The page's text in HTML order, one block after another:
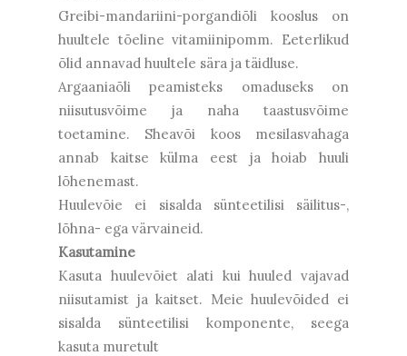
Greibi-mandariini-porgandiõli kooslus on
huultele tõeline vitamiinipomm. Eeterlikud
õlid annavad huultele sära ja täidluse.
Argaaniaõli peamisteks omaduseks on
niisutusvõime ja naha taastusvõime
toetamine. Sheavõi koos mesilasvahaga
annab kaitse külma eest ja hoiab huuli
lõhenemast.
Huulevõie ei sisalda sünteetilisi säilitus-,
lõhna- ega värvaineid.
Kasutamine
Kasuta huulevõiet alati kui huuled vajavad
niisutamist ja kaitset. Meie huulevõided ei
sisalda sünteetilisi komponente, seega
kasuta muretult